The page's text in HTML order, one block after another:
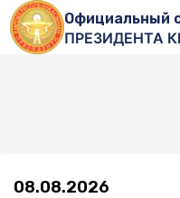
Официальный
ПРЕЗИДЕНТА
08.08.2026